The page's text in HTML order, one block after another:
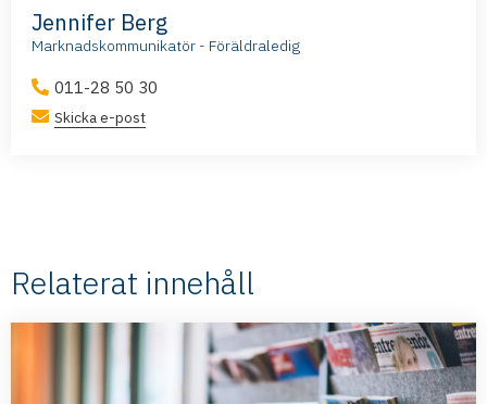
Jennifer Berg
Marknadskommunikatör - Föräldraledig
011-28 50 30
Skicka e-post
Relaterat innehåll